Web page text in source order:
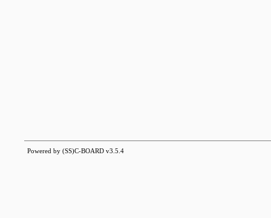
Powered by (SS)C-BOARD v3.5.4